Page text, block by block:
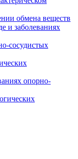
обмена веществ
и заболеваниях
сосудистых
опорно-